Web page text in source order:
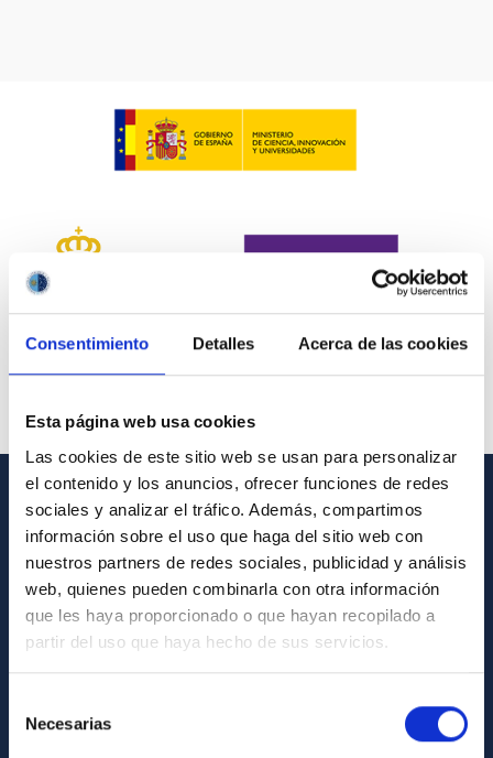
Consentimiento Detalles Acerca de las cookies
Esta página web usa cookies
Las cookies de este sitio web se usan para personalizar
el contenido y los anuncios, ofrecer funciones de redes
sociales y analizar el tráfico. Además, compartimos
información sobre el uso que haga del sitio web con
nuestros partners de redes sociales, publicidad y análisis
web, quienes pueden combinarla con otra información
que les haya proporcionado o que hayan recopilado a
partir del uso que haya hecho de sus servicios.
Necesarias
GENERAL INFORMATION
Contact
How to get to the IAC
List of personnel
Library
General register